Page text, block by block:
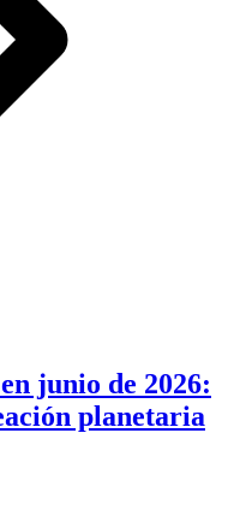
junio de 2026:
planetaria